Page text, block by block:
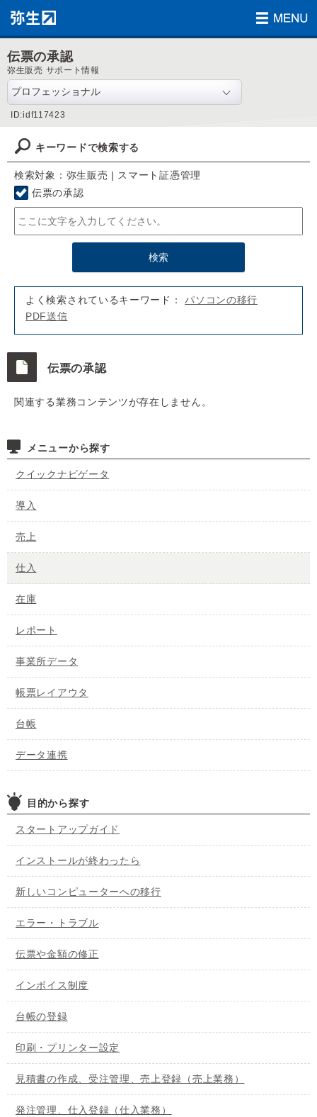
伝票の承認
弥生販売 サポート情報
ID:idf117423
キーワードで検索する
検索対象：弥生販売 | スマート証憑管理
伝票の承認
よく検索されているキーワード：パソコンの移行
PDF送信
伝票の承認
関連する業務コンテンツが存在しません。
メニューから探す
クイックナビゲータ
導入
売上
仕入
在庫
レポート
事業所データ
帳票レイアウタ
台帳
データ連携
目的から探す
スタートアップガイド
インストールが終わったら
新しいコンピューターへの移行
エラー・トラブル
伝票や金額の修正
インボイス制度
台帳の登録
印刷・プリンター設定
見積書の作成、受注管理、売上登録（売上業務）
発注管理、仕入登録（仕入業務）